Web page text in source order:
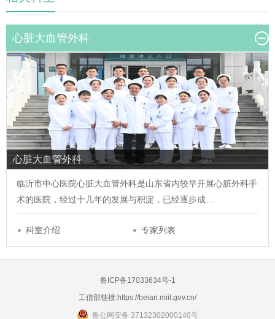
心脏大血管外科
心脏大血管外科
临沂市中心医院心脏大血管外科是山东省内较早开展心脏外科手
术的医院，经过十几年的发展与积淀，已经逐步成…
科室介绍 专家列表
鲁ICP备17033634号-1
工信部链接:https://beian.miit.gov.cn/
鲁公网安备 37132302000140号